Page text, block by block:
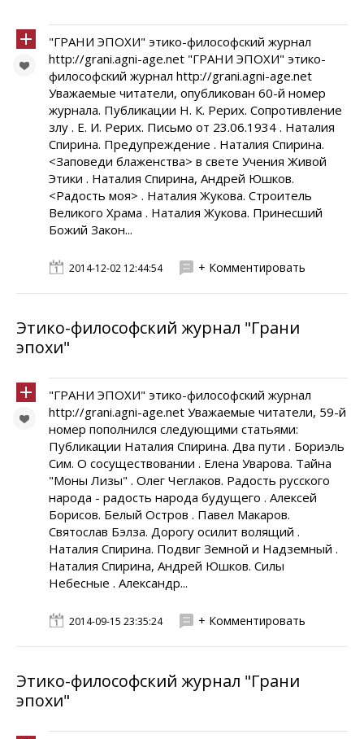
"ГРАНИ ЭПОХИ" этико-философский журнал
http://grani.agni-age.net "ГРАНИ ЭПОХИ" этико-
философский журнал http://grani.agni-age.net
Уважаемые читатели, опубликован 60-й номер
журнала. Публикации Н. К. Рерих. Сопротивление
злу . Е. И. Рерих. Письмо от 23.06.1934 . Наталия
Спирина. Предупреждение . Наталия Спирина.
<Заповеди блаженства> в свете Учения Живой
Этики . Наталия Спирина, Андрей Юшков.
<Радость моя> . Наталия Жукова. Строитель
Великого Храма . Наталия Жукова. Принесший
Божий Закон...
2014-12-02 12:44:54 + Комментировать
Этико-философский журнал "Грани
эпохи"
"ГРАНИ ЭПОХИ" этико-философский журнал
http://grani.agni-age.net Уважаемые читатели, 59-й
номер пополнился следующими статьями:
Публикации Наталия Спирина. Два пути . Бориэль
Сим. О сосуществовании . Елена Уварова. Тайна
"Моны Лизы" . Олег Чеглаков. Радость русского
народа - радость народа будущего . Алексей
Борисов. Белый Остров . Павел Макаров.
Святослав Бэлза. Дорогу осилит волящий .
Наталия Спирина. Подвиг Земной и Надземный .
Наталия Спирина, Андрей Юшков. Силы
Небесные . Александр...
2014-09-15 23:35:24 + Комментировать
Этико-философский журнал "Грани
эпохи"